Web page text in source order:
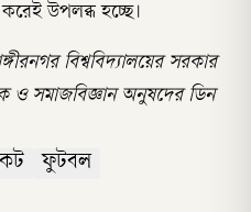
উপলব্ধ হচ্ছে।
বিশ্ববিদ্যালয়ের সরকার
ও সমাজবিজ্ঞান অনুষদের ডিন
ফুটবল